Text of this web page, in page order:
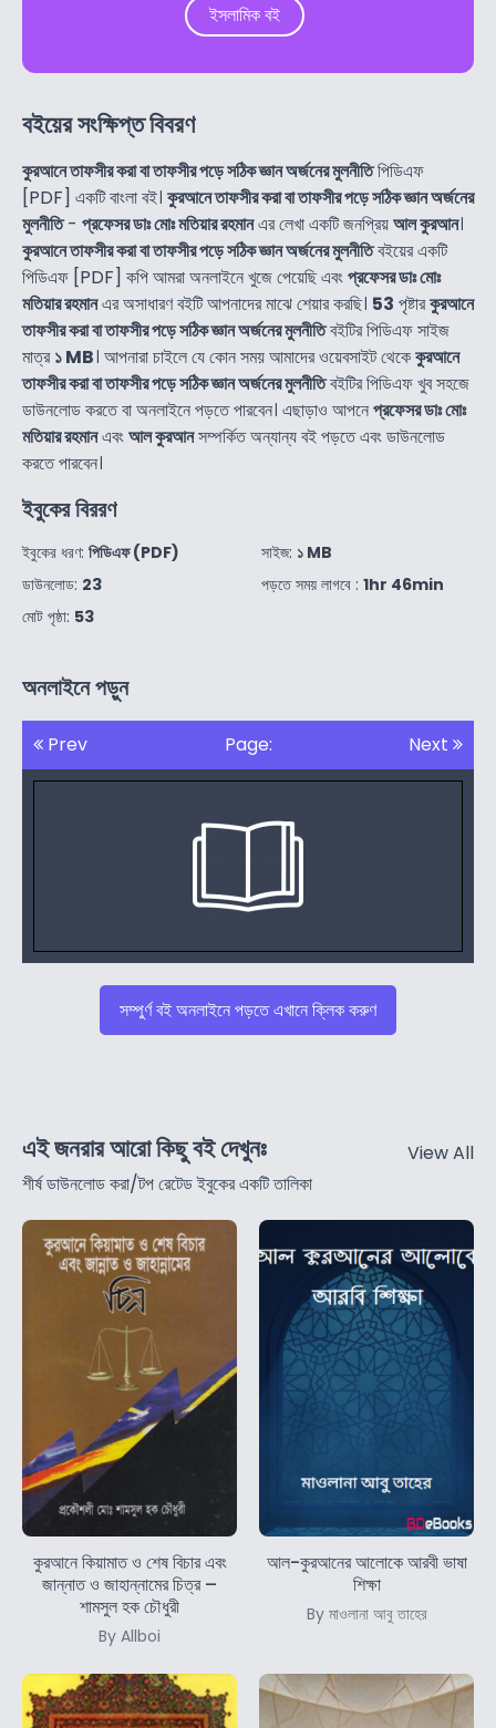
ইসলামিক বই
বইয়ের সংক্ষিপ্ত বিবরণ
কুরআনে তাফসীর করা বা তাফসীর পড়ে সঠিক জ্ঞান অর্জনের মুলনীতিপিডিএফ
[PDF] একটি বাংলা বই। কুরআনে তাফসীর করা বা তাফসীর পড়ে সঠিক জ্ঞান অর্জনের
মুলনীতি- প্রফেসর ডাঃ মোঃ মতিয়ার রহমানএর লেখা একটি জনপ্রিয়আল কুরআন।
কুরআনে তাফসীর করা বা তাফসীর পড়ে সঠিক জ্ঞান অর্জনের মুলনীতিবইয়ের একটি
পিডিএফ [PDF] কপি আমরা অনলাইনে খুজে পেয়েছি এবংপ্রফেসর ডাঃ মোঃ
মতিয়ার রহমানএর অসাধারণ বইটি আপনাদের মাঝে শেয়ার করছি। 53 পৃষ্টারকুরআনে
তাফসীর করা বা তাফসীর পড়ে সঠিক জ্ঞান অর্জনের মুলনীতিবইটির পিডিএফ সাইজ
মাত্র১ MB। আপনারা চাইলে যে কোন সময় আমাদের ওয়েবসাইট থেকেকুরআনে
তাফসীর করা বা তাফসীর পড়ে সঠিক জ্ঞান অর্জনের মুলনীতিবইটির পিডিএফ খুব সহজে
ডাউনলোড করতে বা অনলাইনে পড়তে পারবেন। এছাড়াও আপনেপ্রফেসর ডাঃ মোঃ
মতিয়ার রহমানএবংআল কুরআনসম্পর্কিত অন্যান্য বই পড়তে এবং ডাউনলোড
করতে পারবেন।
ইবুকের বিররণ
ইবুকের ধরণ: পিডিএফ (PDF)
ডাউনলোড: 23
মোট পৃষ্ঠা: 53
সাইজ: ১ MB
পড়তে সময় লাগবে : 1hr 46min
অনলাইনে পড়ুন
Prev Page: Next
সম্পুর্ণ বই অনলাইনে পড়তে এখানে ক্লিক করুণ
এই জনরার আরো কিছু বই দেখুনঃ
শীর্ষ ডাউনলোড করা/টপ রেটেড ইবুকের একটি তালিকা
View All
কুরআনে কিয়ামাত ও শেষ বিচার এবং
জান্নাত ও জাহান্নামের চিত্র –
শামসুল হক চৌধুরী
By Allboi
আল-কুরআনের আলোকে আরবী ভাষা
শিক্ষা
By মাওলানা আবু তাহের